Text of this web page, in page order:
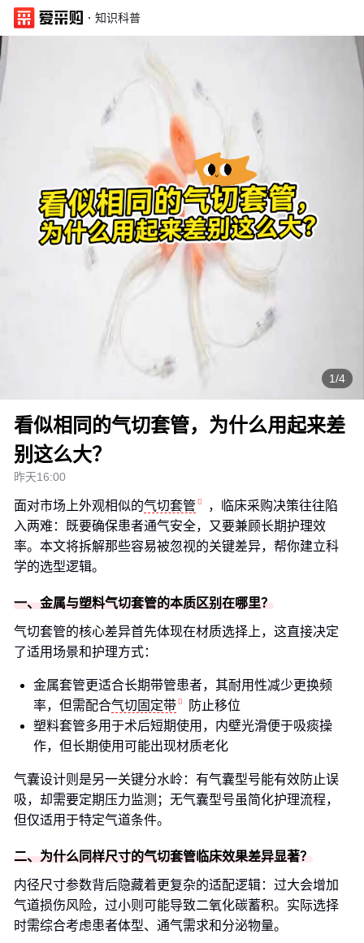
· 知识科普
1/4
看似相同的气切套管，为什么用起来差
别这么大？
昨天16:00
面对市场上外观相似的气切套管
，临床采购决策往往陷
入两难：既要确保患者通气安全，又要兼顾长期护理效
率。本文将拆解那些容易被忽视的关键差异，帮你建立科
学的选型逻辑。
一、金属与塑料气切套管的本质区别在哪里？
气切套管的核心差异首先体现在材质选择上，这直接决定
了适用场景和护理方式：
金属套管更适合长期带管患者，其耐用性减少更换频
率，但需配合气切固定带
防止移位
塑料套管多用于术后短期使用，内壁光滑便于吸痰操
作，但长期使用可能出现材质老化
气囊设计则是另一关键分水岭：有气囊型号能有效防止误
吸，却需要定期压力监测；无气囊型号虽简化护理流程，
但仅适用于特定气道条件。
二、为什么同样尺寸的气切套管临床效果差异显著？
内径尺寸参数背后隐藏着更复杂的适配逻辑：过大会增加
气道损伤风险，过小则可能导致二氧化碳蓄积。实际选择
时需综合考虑患者体型、通气需求和分泌物量。